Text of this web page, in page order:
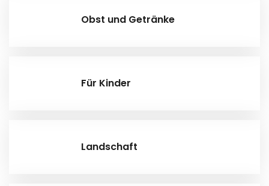
Obst und Getränke
Für Kinder
Landschaft